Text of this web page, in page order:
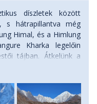
díszletek között
s hátrapillantva még
Himal, és a Himlung
Kharka legelőin
tájban. Átkelünk a
meseerdő fenyvesbe
velünk. Utunkat
folytatjuk, cédrusok,